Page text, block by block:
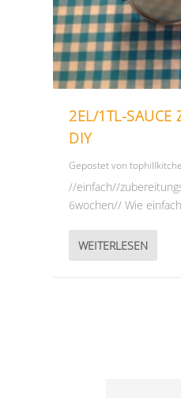
2EL/1TL-SAUCE
DIY
Gepostet von
//einfach//
6wochen// Wie
WEITERLESEN